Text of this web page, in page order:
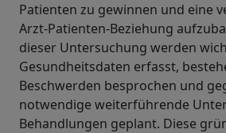
Patienten zu gewinnen und eine
Arzt-Patienten-Beziehung
dieser Untersuchung werden
Gesundheitsdaten erfasst,
Beschwerden besprochen und
notwendige weiterführende
Behandlungen geplant. Diese